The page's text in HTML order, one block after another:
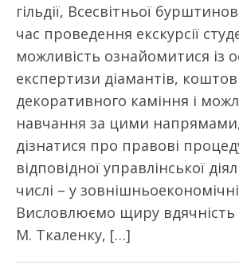
гільдії, Всесвітньої
час проведення екскурсії
можливість ознайомитися із
експертизи діамантів,
декоративного каміння і
навчання за цими
дізнатися про правові
відповідної управлінської
числі – у
Висловлюємо щиру вдячність
М. Ткаленку, […]